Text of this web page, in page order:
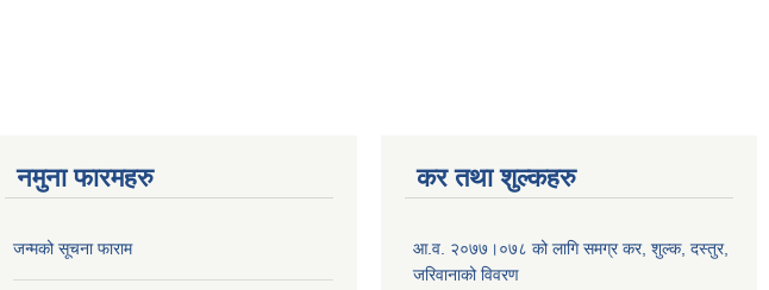
नमुना फारमहरु
जन्मको सूचना फाराम
कर तथा शुल्कहरु
आ.व. २०७७।०७८ को लागि समग्र कर, शुल्क, दस्तुर,
जरिवानाको विवरण